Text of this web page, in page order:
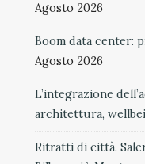
Agosto 2026
Boom data center:
Agosto 2026
L’integrazione
architettura,
Ritratti di città.